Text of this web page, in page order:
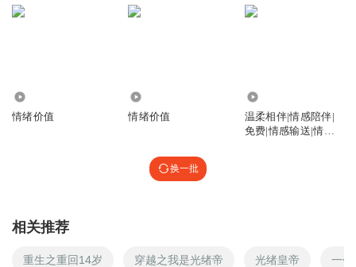
情绪价值 情绪价值
温柔相伴|情感陪伴|
免费|情感输送|情绪
换一批
相关推荐
重生之重回14岁 穿越之我是光绪帝 光绪皇帝 一代